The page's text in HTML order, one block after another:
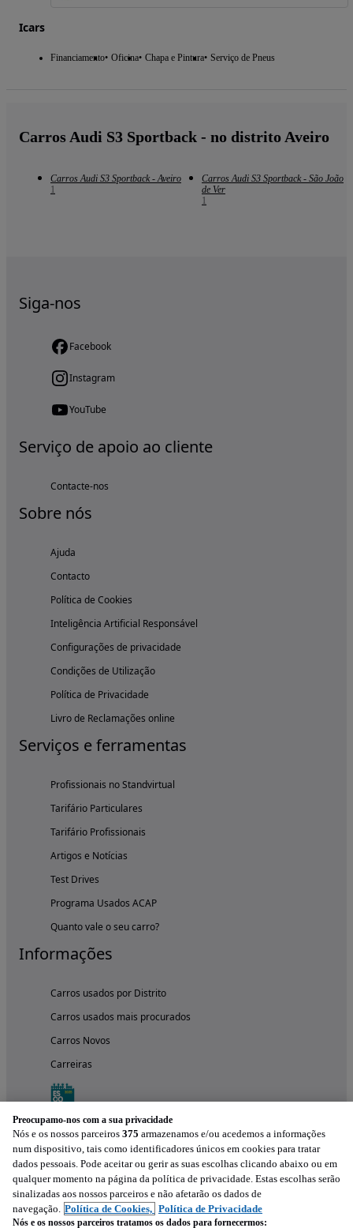
Icars
Financiamento Oficina Chapa e Pintura Serviço de Pneus
Carros Audi S3 Sportback - no distrito Aveiro
Carros Audi S3 Sportback - Aveiro
1
Carros Audi S3 Sportback - São João
de Ver
1
Siga-nos
Facebook
Instagram
YouTube
Serviço de apoio ao cliente
Contacte-nos
Sobre nós
Ajuda
Contacto
Política de Cookies
Inteligência Artificial Responsável
Configurações de privacidade
Condições de Utilização
Política de Privacidade
Livro de Reclamações online
Serviços e ferramentas
Profissionais no Standvirtual
Tarifário Particulares
Tarifário Profissionais
Artigos e Notícias
Test Drives
Programa Usados ACAP
Quanto vale o seu carro?
Informações
Carros usados por Distrito
Carros usados mais procurados
Carros Novos
Carreiras
Preocupamo-nos com a sua privacidade
Nós e os nossos parceiros 375 armazenamos e/ou acedemos a informações
num dispositivo, tais como identificadores únicos em cookies para tratar
dados pessoais. Pode aceitar ou gerir as suas escolhas clicando abaixo ou em
qualquer momento na página da política de privacidade. Estas escolhas serão
sinalizadas aos nossos parceiros e não afetarão os dados de
navegação. Política de Cookies, Política de Privacidade
Nós e os nossos parceiros tratamos os dados para fornecermos: